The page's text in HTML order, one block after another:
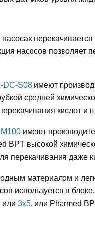
перекачивается
насосов позволяет
DC-S08 имеют
средней
кислот и
имеют
BPT высокой
перекачивания даже
материалом и
используется в
или 3x5, или Pharmed